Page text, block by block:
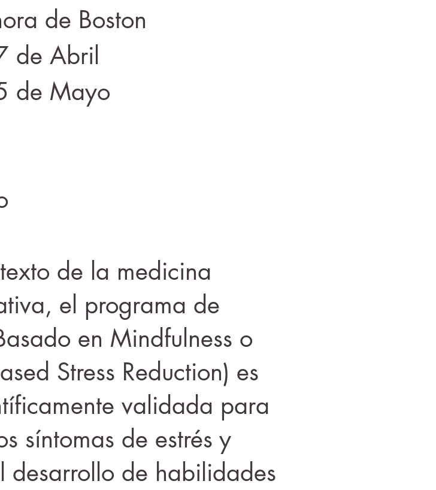
de Boston
de Abril
de Mayo
de la medicina
el programa de
en Mindfulness o
Stress Reduction) es
validada para
síntomas de estrés y
desarrollo de habilidades